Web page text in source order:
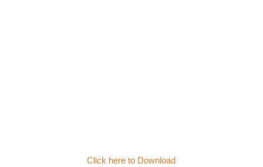
Click here to Download